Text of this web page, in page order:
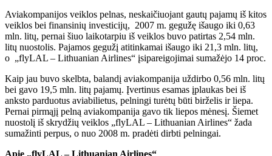
Aviakompanijos veiklos pelnas, neskaičiuojant gautų pajamų iš kitos
veiklos bei finansinių investicijų, 2007 m. gegužę išaugo iki 0,63
mln. litų, pernai šiuo laikotarpiu iš veiklos buvo patirtas 2,54 mln.
litų nuostolis. Pajamos gegužį atitinkamai išaugo iki 21,3 mln. litų,
o „flyLAL – Lithuanian Airlines“ įsipareigojimai sumažėjo 14 proc.
Kaip jau buvo skelbta, balandį aviakompanija uždirbo 0,56 mln. litų
bei gavo 19,5 mln. litų pajamų. Įvertinus esamas įplaukas bei iš
anksto parduotus aviabilietus, pelningi turėtų būti birželis ir liepa.
Pernai pirmąjį pelną aviakompanija gavo tik liepos mėnesį. Šiemet
nuostolį iš skrydžių veiklos „flyLAL – Lithuanian Airlines“ žada
sumažinti perpus, o nuo 2008 m. pradėti dirbti pelningai.